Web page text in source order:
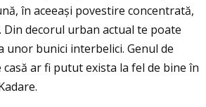
în aceeași povestire concentrată,
decorul urban actual te poate
unor bunici interbelici. Genul de
casă ar fi putut exista la fel de bine în